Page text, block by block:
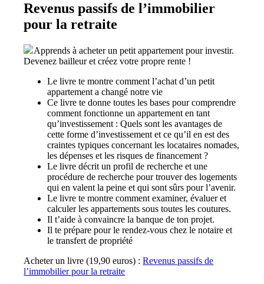
Revenus passifs de l’immobilier
pour la retraite
Apprends à acheter un petit appartement pour investir.
Devenez bailleur et créez votre propre rente !
Le livre te montre comment l’achat d’un petit
appartement a changé notre vie
Ce livre te donne toutes les bases pour comprendre
comment fonctionne un appartement en tant
qu’investissement : Quels sont les avantages de
cette forme d’investissement et ce qu’il en est des
craintes typiques concernant les locataires nomades,
les dépenses et les risques de financement ?
Le livre décrit un profil de recherche et une
procédure de recherche pour trouver des logements
qui en valent la peine et qui sont sûrs pour l’avenir.
Le livre te montre comment examiner, évaluer et
calculer les appartements sous toutes les coutures.
Il t’aide à convaincre la banque de ton projet.
Il te prépare pour le rendez-vous chez le notaire et
le transfert de propriété
Acheter un livre (19,90 euros) :Revenus passifs de
l’immobilier pour la retraite